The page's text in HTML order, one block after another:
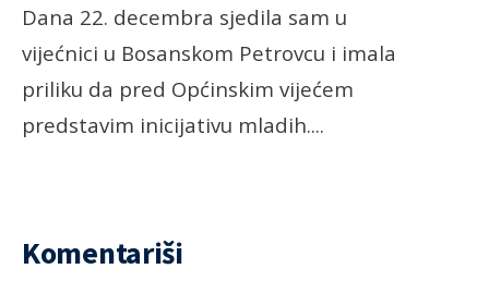
Dana 22. decembra sjedila sam u
vijećnici u Bosanskom Petrovcu i imala
priliku da pred Općinskim vijećem
predstavim inicijativu mladih....
Komentariši